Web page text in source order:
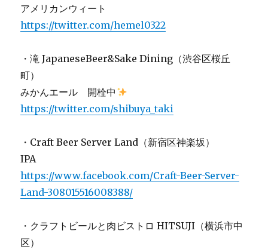
アメリカンウィート
https://twitter.com/hemel0322
・滝 JapaneseBeer&Sake Dining（渋谷区桜丘
町）
みかんエール 開栓中
https://twitter.com/shibuya_taki
・Craft Beer Server Land（新宿区神楽坂）
IPA
https://www.facebook.com/Craft-Beer-Server-
Land-308015516008388/
・クラフトビールと肉ビストロ HITSUJI（横浜市中
区）